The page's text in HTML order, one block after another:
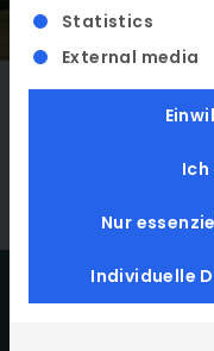
Statistics
External media
Nur
Individuelle